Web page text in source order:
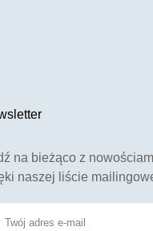
na bieżąco z
naszej liście